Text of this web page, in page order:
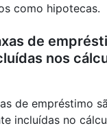
como hipotecas.
de
nos
de empréstimo
incluídas no